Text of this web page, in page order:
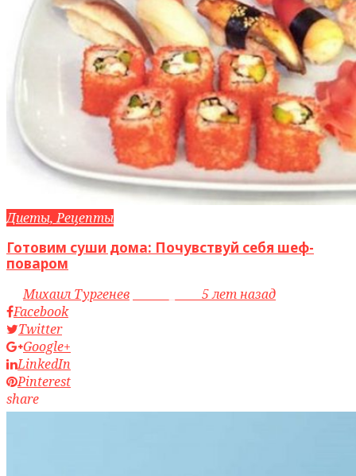
Диеты, Рецепты
Готовим суши дома: Почувствуй себя шеф-
поваром
byМихаил Тургенев
5 лет назад
Facebook
Twitter
Google+
LinkedIn
Pinterest
share